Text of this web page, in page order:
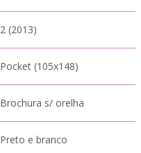
2 (2013)
Pocket (105x148)
Brochura s/ orelha
Preto e branco